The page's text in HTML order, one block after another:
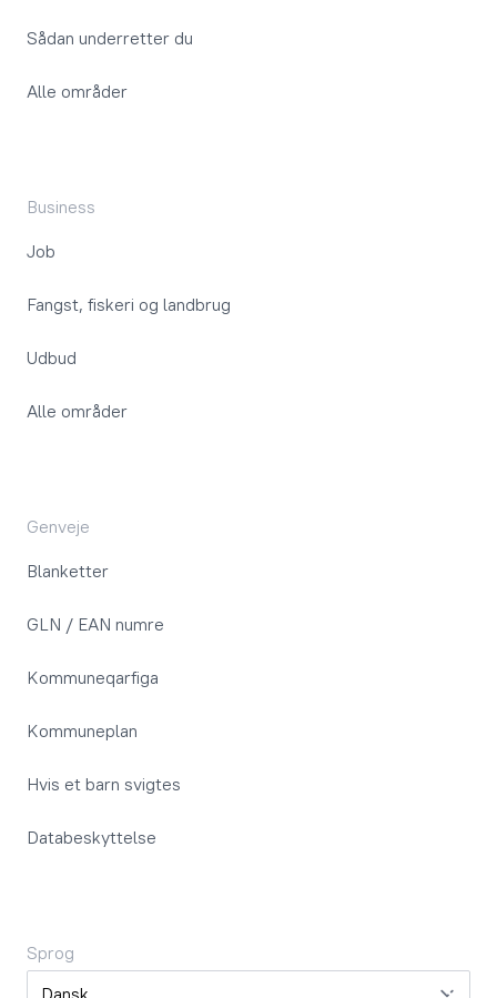
Sådan underretter du
Alle områder
Business
Job
Fangst, fiskeri og landbrug
Udbud
Alle områder
Genveje
Blanketter
GLN / EAN numre
Kommuneqarfiga
Kommuneplan
Hvis et barn svigtes
Databeskyttelse
Sprog
Sprog